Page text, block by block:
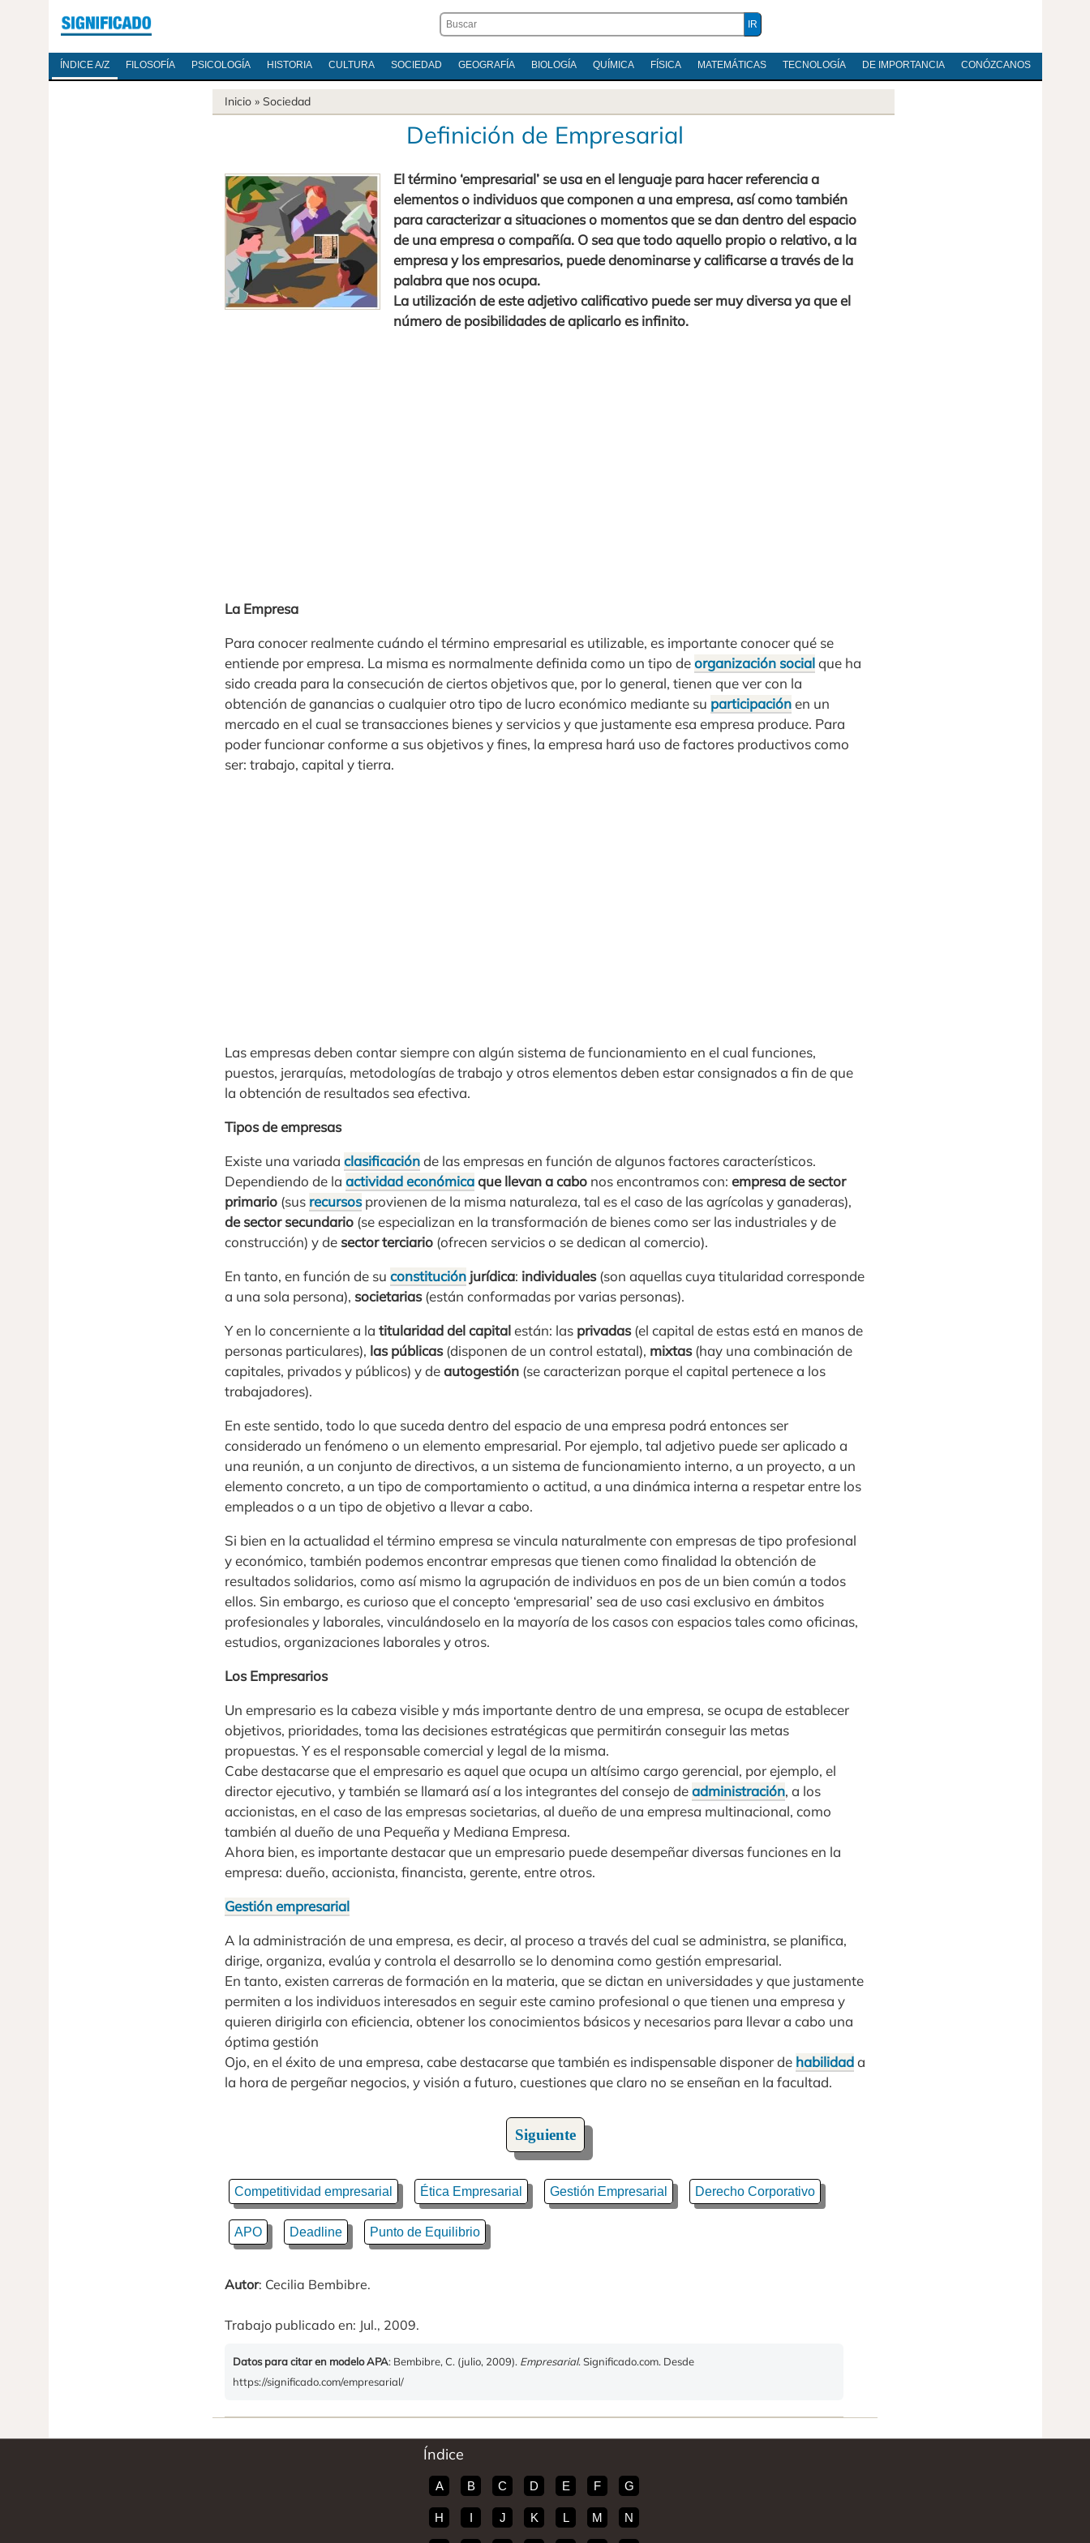
ÍNDICE A/Z FILOSOFÍA PSICOLOGÍA HISTORIA CULTURA SOCIEDAD GEOGRAFÍA BIOLOGÍA QUÍMICA FÍSICA MATEMÁTICAS TECNOLOGÍA DE IMPORTANCIA CONÓZCANOS
Inicio » Sociedad
Definición de Empresarial
El término ‘empresarial’ se usa en el lenguaje para hacer referencia a
elementos o individuos que componen a una empresa, así como también
para caracterizar a situaciones o momentos que se dan dentro del espacio
de una empresa o compañía. O sea que todo aquello propio o relativo, a la
empresa y los empresarios, puede denominarse y calificarse a través de la
palabra que nos ocupa.
La utilización de este adjetivo calificativo puede ser muy diversa ya que el
número de posibilidades de aplicarlo es infinito.
La Empresa
Para conocer realmente cuándo el término empresarial es utilizable, es importante conocer qué se
entiende por empresa. La misma es normalmente definida como un tipo deorganización socialque ha
sido creada para la consecución de ciertos objetivos que, por lo general, tienen que ver con la
obtención de ganancias o cualquier otro tipo de lucro económico mediante su participaciónen un
mercado en el cual se transacciones bienes y servicios y que justamente esa empresa produce. Para
poder funcionar conforme a sus objetivos y fines, la empresa hará uso de factores productivos como
ser: trabajo, capital y tierra.
Las empresas deben contar siempre con algún sistema de funcionamiento en el cual funciones,
puestos, jerarquías, metodologías de trabajo y otros elementos deben estar consignados a fin de que
la obtención de resultados sea efectiva.
Tipos de empresas
Existe una variada clasificaciónde las empresas en función de algunos factores característicos.
Dependiendo de la actividad económicaque llevan a cabo nos encontramos con: empresa de sector
primario (sus recursosprovienen de la misma naturaleza, tal es el caso de las agrícolas y ganaderas),
de sector secundario (se especializan en la transformación de bienes como ser las industriales y de
construcción) y de sector terciario (ofrecen servicios o se dedican al comercio).
En tanto, en función de su constitución jurídica: individuales(son aquellas cuya titularidad corresponde
a una sola persona), societarias(están conformadas por varias personas).
Y en lo concerniente a la titularidad del capitalestán: las privadas(el capital de estas está en manos de
personas particulares), las públicas(disponen de un control estatal), mixtas(hay una combinación de
capitales, privados y públicos) y deautogestión (se caracterizan porque el capital pertenece a los
trabajadores).
En este sentido, todo lo que suceda dentro del espacio de una empresa podrá entonces ser
considerado un fenómeno o un elemento empresarial. Por ejemplo, tal adjetivo puede ser aplicado a
una reunión, a un conjunto de directivos, a un sistema de funcionamiento interno, a un proyecto, a un
elemento concreto, a un tipo de comportamiento o actitud, a una dinámica interna a respetar entre los
empleados o a un tipo de objetivo a llevar a cabo.
Si bien en la actualidad el término empresa se vincula naturalmente con empresas de tipo profesional
y económico, también podemos encontrar empresas que tienen como finalidad la obtención de
resultados solidarios, como así mismo la agrupación de individuos en pos de un bien común a todos
ellos. Sin embargo, es curioso que el concepto ‘empresarial’ sea de uso casi exclusivo en ámbitos
profesionales y laborales, vinculándoselo en la mayoría de los casos con espacios tales como oficinas,
estudios, organizaciones laborales y otros.
Los Empresarios
Un empresario es la cabeza visible y más importante dentro de una empresa, se ocupa de establecer
objetivos, prioridades, toma las decisiones estratégicas que permitirán conseguir las metas
propuestas. Y es el responsable comercial y legal de la misma.
Cabe destacarse que el empresario es aquel que ocupa un altísimo cargo gerencial, por ejemplo, el
director ejecutivo, y también se llamará así a los integrantes del consejo deadministración, a los
accionistas, en el caso de las empresas societarias, al dueño de una empresa multinacional, como
también al dueño de una Pequeña y Mediana Empresa.
Ahora bien, es importante destacar que un empresario puede desempeñar diversas funciones en la
empresa: dueño, accionista, financista, gerente, entre otros.
Gestión empresarial
A la administración de una empresa, es decir, al proceso a través del cual se administra, se planifica,
dirige, organiza, evalúa y controla el desarrollo se lo denomina como gestión empresarial.
En tanto, existen carreras de formación en la materia, que se dictan en universidades y que justamente
permiten a los individuos interesados en seguir este camino profesional o que tienen una empresa y
quieren dirigirla con eficiencia, obtener los conocimientos básicos y necesarios para llevar a cabo una
óptima gestión
Ojo, en el éxito de una empresa, cabe destacarse que también es indispensable disponer de habilidada
la hora de pergeñar negocios, y visión a futuro, cuestiones que claro no se enseñan en la facultad.
Siguiente
Competitividad empresarial Ética Empresarial Gestión Empresarial Derecho Corporativo
APO Deadline Punto de Equilibrio
Autor: Cecilia Bembibre.
Trabajo publicado en: Jul., 2009.
Datos para citar en modelo APA: Bembibre, C. (julio, 2009). Empresarial. Significado.com. Desde
https://significado.com/empresarial/
Índice
A B C D E F G
H I J K L M N